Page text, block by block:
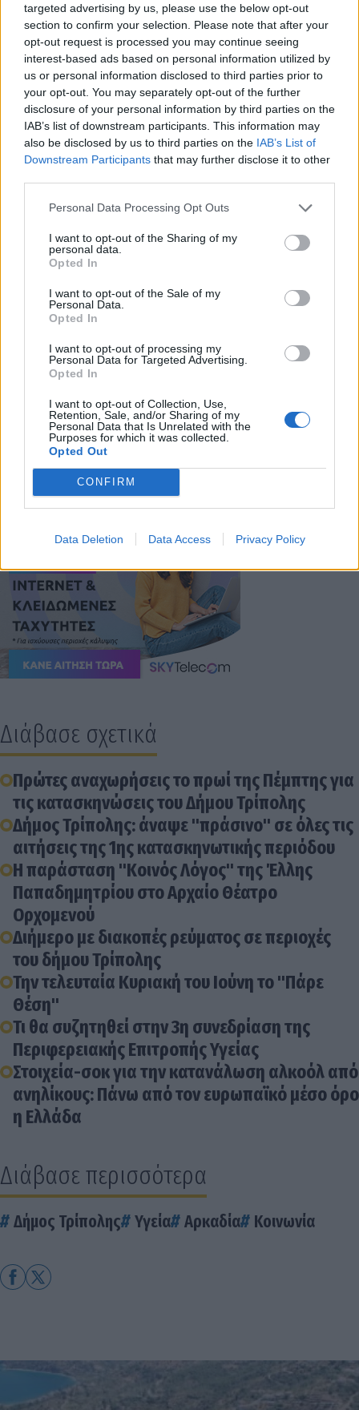
targeted advertising by us, please use the below opt-out
section to confirm your selection. Please note that after your
opt-out request is processed you may continue seeing
interest-based ads based on personal information utilized by
us or personal information disclosed to third parties prior to
your opt-out. You may separately opt-out of the further
disclosure of your personal information by third parties on the
IAB’s list of downstream participants. This information may
also be disclosed by us to third parties on the IAB’s List of
Downstream Participants that may further disclose it to other
Personal Data Processing Opt Outs
I want to opt-out of the Sharing of my
personal data.
Opted In
I want to opt-out of the Sale of my
Personal Data.
Opted In
I want to opt-out of processing my
Personal Data for Targeted Advertising.
Opted In
I want to opt-out of Collection, Use,
Retention, Sale, and/or Sharing of my
Personal Data that Is Unrelated with the
Purposes for which it was collected.
Opted Out
CONFIRM
Data Deletion Data Access Privacy Policy
Παράλληλα, πραγματοποίησε έλεγχο του ιατρείου
της κατασκήνωσης, διαπιστώνοντας την πλήρη
αρτιότητά του σε εξοπλισμό και φαρμακευτικό
υλικό, καθώς και την ετοιμότητα του προσωπικού
για την αντιμετώπιση τυχόν περιστατικών.
ασφάλεια των παιδιών μας αποτελεί
προτεραιότητα. Οι κατασκηνώσεις είναι χώρος
χαράς, δημιουργίας και ξεγνοιασιάς, και οφείλουμε
όλοι να διασφαλίσουμε πως η εμπειρία αυτή θα
ιδιαίτερα ικανοποιημένη από την οργάνωση και τη
φροντίδα που παρέχεται στις εγκαταστάσεις μας. Ο
Δήμος μας στηρίζει το θεσμό των κατασκηνώσεων
και προνοεί για τις καλύτερες συνθήκες φιλοξενίας
για τα παιδιά".
Διάβασε σχετικά
Πρώτες αναχωρήσεις το πρωί της Πέμπτης για
τις κατασκηνώσεις του Δήμου Τρίπολης
Δήμος Τρίπολης: άναψε "πράσινο" σε όλες τις
αιτήσεις της 1ης κατασκηνωτικής περιόδου
Η παράσταση "Κοινός Λόγος" της Έλλης
Παπαδημητρίου στο Αρχαίο Θέατρο
Ορχομενού
Διήμερο με διακοπές ρεύματος σε περιοχές
του δήμου Τρίπολης
Την τελευταία Κυριακή του Ιούνη το "Πάρε
Θέση"
Τι θα συζητηθεί στην 3η συνεδρίαση της
Περιφερειακής Επιτροπής Υγείας
Στοιχεία-σοκ για την κατανάλωση αλκοόλ από
ανηλίκους: Πάνω από τον ευρωπαϊκό μέσο όρο
η Ελλάδα
Διάβασε περισσότερα
Δήμος Τρίπολης Υγεία Αρκαδία Κοινωνία